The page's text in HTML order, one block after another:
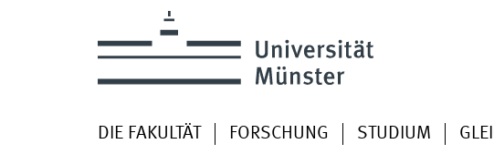
DIE FAKULTÄT FORSCHUNG STUDIUM